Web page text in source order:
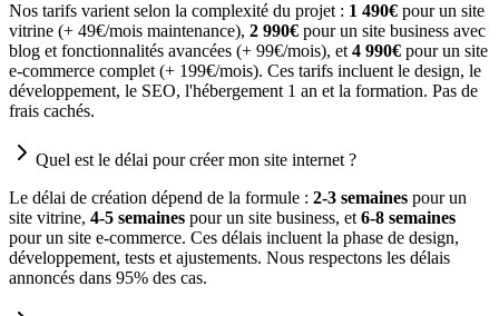
Nos tarifs varient selon la complexité du projet : 1 490€ pour un site
vitrine (+ 49€/mois maintenance), 2 990€ pour un site business avec
blog et fonctionnalités avancées (+ 99€/mois), et 4 990€ pour un site
e-commerce complet (+ 199€/mois). Ces tarifs incluent le design, le
développement, le SEO, l'hébergement 1 an et la formation. Pas de
frais cachés.
Quel est le délai pour créer mon site internet ?
Le délai de création dépend de la formule : 2-3 semaines pour un
site vitrine, 4-5 semaines pour un site business, et 6-8 semaines
pour un site e-commerce. Ces délais incluent la phase de design,
développement, tests et ajustements. Nous respectons les délais
annoncés dans 95% des cas.